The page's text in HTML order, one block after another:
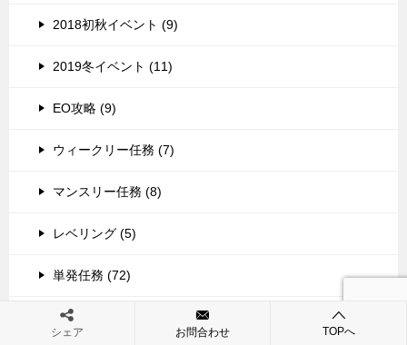
2018初秋イベント (9)
2019冬イベント (11)
EO攻略 (9)
ウィークリー任務 (7)
マンスリー任務 (8)
レベリング (5)
単発任務 (72)
季節任務・クォータリー任務 (6)
シェア お問合わせ TOPへ